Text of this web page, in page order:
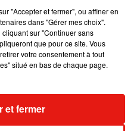
B dévoilent le single le plus
"Accepter et fermer", ou affiner en
dans "Gérer mes choix".
sur "Continuer sans
que pour ce site. Vous
votre consentement à tout
situé en bas de chaque page.
et fermer